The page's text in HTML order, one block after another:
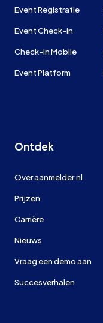
Event Registratie
Event Check-in
Check-in Mobile
Event Platform
Ontdek
Over aanmelder.nl
Prijzen
Carrière
Nieuws
Vraag een demo aan
Succesverhalen